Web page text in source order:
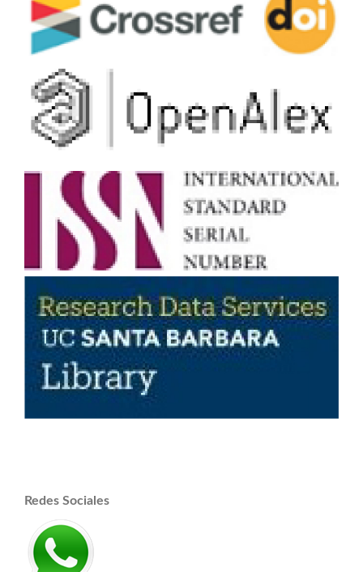
Redes Sociales